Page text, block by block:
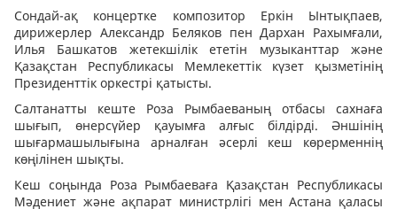
Сондай-ақ концертке композитор Еркін Ынтықпаев,
дирижерлер Александр Беляков пен Дархан Рахымғали,
Илья Башкатов жетекшілік ететін музыканттар және
Қазақстан Республикасы Мемлекеттік күзет қызметінің
Президенттік оркестрі қатысты.
Салтанатты кеште Роза Рымбаеваның отбасы сахнаға
шығып, өнерсүйер қауымға алғыс білдірді. Әншінің
шығармашылығына арналған әсерлі кеш көрерменнің
көңілінен шықты.
Кеш соңында Роза Рымбаеваға Қазақстан Республикасы
Мәдениет және ақпарат министрлігі мен Астана қаласы